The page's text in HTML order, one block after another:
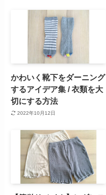
かわいく靴下をダーニング
するアイデア集 / 衣類を大
切にする方法
2022年10月12日